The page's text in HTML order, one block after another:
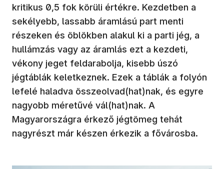
kritikus 0,5 fok körüli értékre. Kezdetben a
sekélyebb, lassabb áramlású part menti
részeken és öblökben alakul ki a parti jég, a
hullámzás vagy az áramlás ezt a kezdeti,
vékony jeget feldarabolja, kisebb úszó
jégtáblák keletkeznek. Ezek a táblák a folyón
lefelé haladva összeolvad(hat)nak, és egyre
nagyobb méretűvé vál(hat)nak. A
Magyarországra érkező jégtömeg tehát
nagyrészt már készen érkezik a fővárosba.